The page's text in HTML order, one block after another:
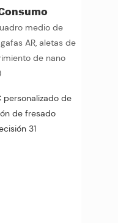
medio de
AR, aletas de
de nano